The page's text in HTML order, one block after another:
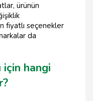
ürünün
fiyatlı seçenekler
da
için hangi